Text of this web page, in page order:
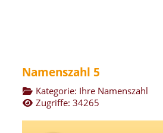
Namenszahl 5
Kategorie: Ihre Namenszahl
Zugriffe: 34265